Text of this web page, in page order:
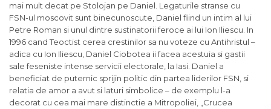
mai mult decat pe Stolojan pe Daniel. Legaturile stranse cu
FSN-ul moscovit sunt binecunoscute, Daniel fiind un intim al lui
Petre Roman si unul dintre sustinatorii feroce ai lui Ion Iliescu. In
1996 cand Teoctist cerea crestinilor sa nu voteze cu Antihristul –
adica cu Ion Iliescu, Daniel Ciobotea ii facea acestuia si gastii
sale feseniste intense servicii electorale, la Iasi. Daniel a
beneficiat de puternic sprijin politic din partea liderilor FSN, si
relatia de amor a avut si laturi simbolice – de exemplu l-a
decorat cu cea mai mare distinctie a Mitropoliei, „Crucea